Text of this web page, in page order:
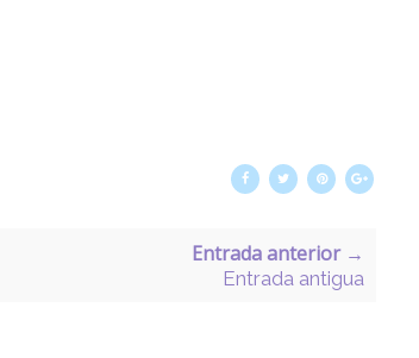
Entrada anterior →
Entrada antigua